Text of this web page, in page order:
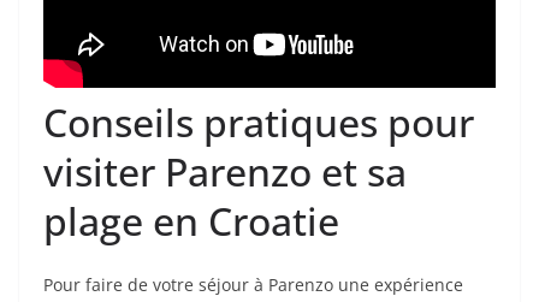
Conseils pratiques pour
visiter Parenzo et sa
plage en Croatie
Pour faire de votre séjour à Parenzo une expérience